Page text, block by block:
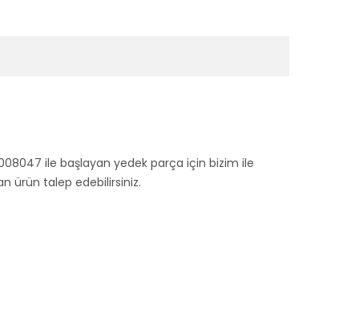
ile başlayan yedek parça için bizim ile
ürün talep edebilirsiniz.